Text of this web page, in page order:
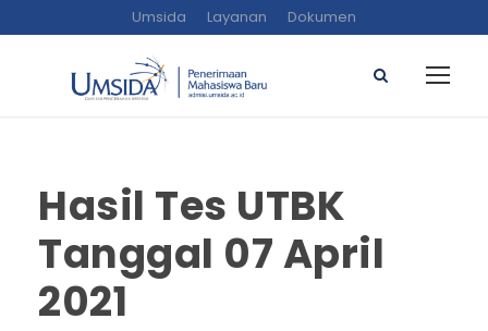
Umsida Layanan Dokumen
Hasil Tes UTBK
Tanggal 07 April
2021